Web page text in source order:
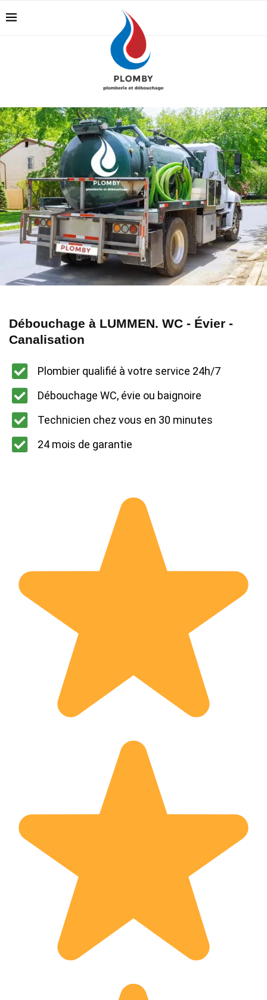
Débouchage à LUMMEN. WC - Évier -
Canalisation
Plombier qualifié à votre service 24h/7
Débouchage WC, évie ou baignoire
Technicien chez vous en 30 minutes
24 mois de garantie